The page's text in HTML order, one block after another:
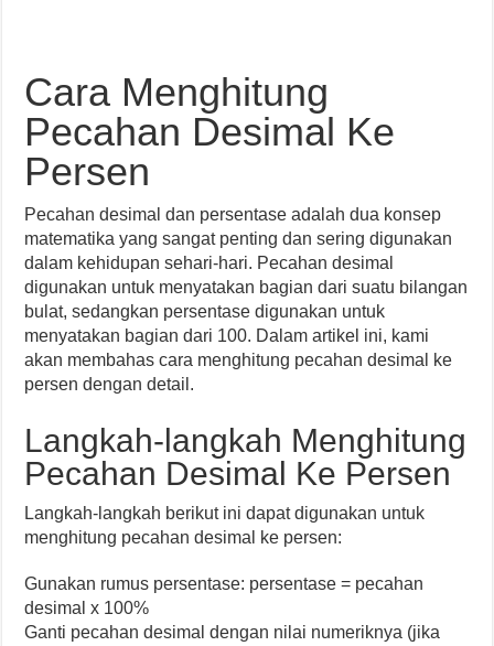
Cara Menghitung
Pecahan Desimal Ke
Persen
Pecahan desimal dan persentase adalah dua konsep
matematika yang sangat penting dan sering digunakan
dalam kehidupan sehari-hari. Pecahan desimal
digunakan untuk menyatakan bagian dari suatu bilangan
bulat, sedangkan persentase digunakan untuk
menyatakan bagian dari 100. Dalam artikel ini, kami
akan membahas cara menghitung pecahan desimal ke
persen dengan detail.
Langkah-langkah Menghitung
Pecahan Desimal Ke Persen
Langkah-langkah berikut ini dapat digunakan untuk
menghitung pecahan desimal ke persen:
Gunakan rumus persentase: persentase = pecahan
desimal x 100%
Ganti pecahan desimal dengan nilai numeriknya (jika